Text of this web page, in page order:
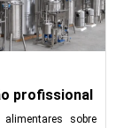
profissional
sobre